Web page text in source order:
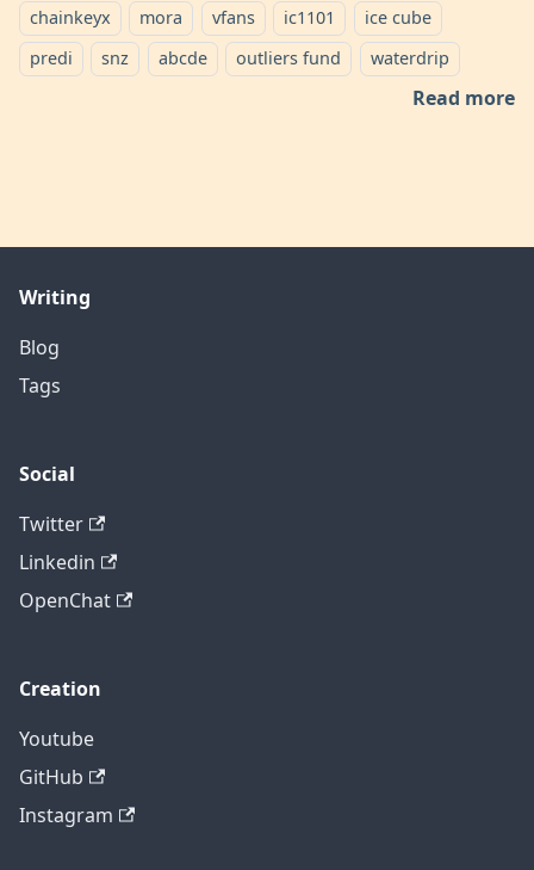
chainkeyx
mora vfans ic1101
ice cube
predi
snz abcde outliers fund waterdrip
Read more
Writing
Blog
Tags
Social
Twitter
Linkedin
OpenChat
Creation
Youtube
GitHub
Instagram